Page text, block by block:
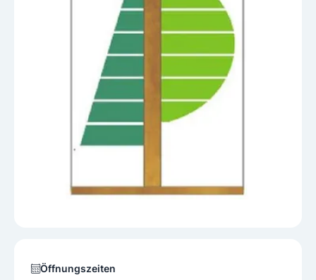
Öffnungszeiten